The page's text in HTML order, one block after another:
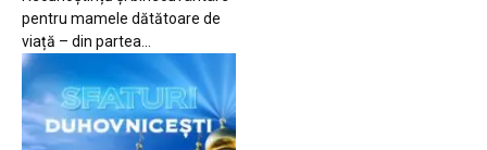
pentru mamele dătătoare de
viață – din partea...